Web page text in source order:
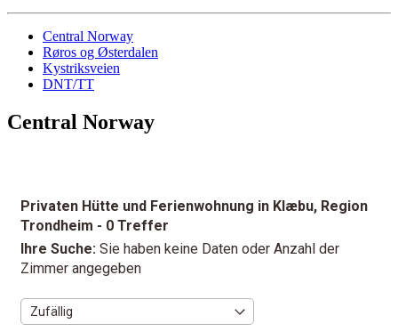
Central Norway
Røros og Østerdalen
Kystriksveien
DNT/TT
Central Norway
Privaten Hütte und Ferienwohnung in Klæbu, Region
Trondheim - 0 Treffer
Ihre Suche: Sie haben keine Daten oder Anzahl der
Zimmer angegeben